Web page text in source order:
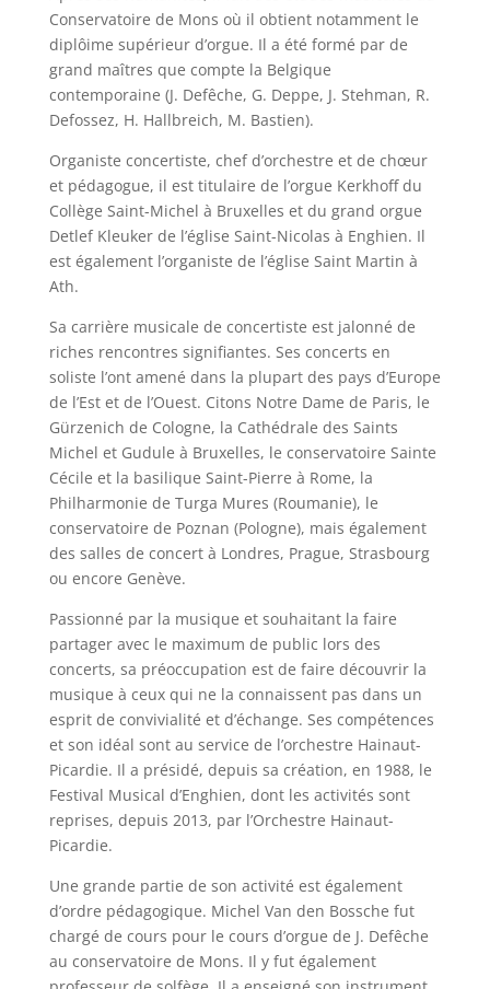
Conservatoire de Mons où il obtient notamment le
diplôime supérieur d’orgue. Il a été formé par de
grand maîtres que compte la Belgique
contemporaine (J. Defêche, G. Deppe, J. Stehman, R.
Defossez, H. Hallbreich, M. Bastien).
Organiste concertiste, chef d’orchestre et de chœur
et pédagogue, il est titulaire de l’orgue Kerkhoff du
Collège Saint-Michel à Bruxelles et du grand orgue
Detlef Kleuker de l’église Saint-Nicolas à Enghien. Il
est également l’organiste de l’église Saint Martin à
Ath.
Sa carrière musicale de concertiste est jalonné de
riches rencontres signifiantes. Ses concerts en
soliste l’ont amené dans la plupart des pays d’Europe
de l’Est et de l’Ouest. Citons Notre Dame de Paris, le
Gürzenich de Cologne, la Cathédrale des Saints
Michel et Gudule à Bruxelles, le conservatoire Sainte
Cécile et la basilique Saint-Pierre à Rome, la
Philharmonie de Turga Mures (Roumanie), le
conservatoire de Poznan (Pologne), mais également
des salles de concert à Londres, Prague, Strasbourg
ou encore Genève.
Passionné par la musique et souhaitant la faire
partager avec le maximum de public lors des
concerts, sa préoccupation est de faire découvrir la
musique à ceux qui ne la connaissent pas dans un
esprit de convivialité et d’échange. Ses compétences
et son idéal sont au service de l’orchestre Hainaut-
Picardie. Il a présidé, depuis sa création, en 1988, le
Festival Musical d’Enghien, dont les activités sont
reprises, depuis 2013, par l’Orchestre Hainaut-
Picardie.
Une grande partie de son activité est également
d’ordre pédagogique. Michel Van den Bossche fut
chargé de cours pour le cours d’orgue de J. Defêche
au conservatoire de Mons. Il y fut également